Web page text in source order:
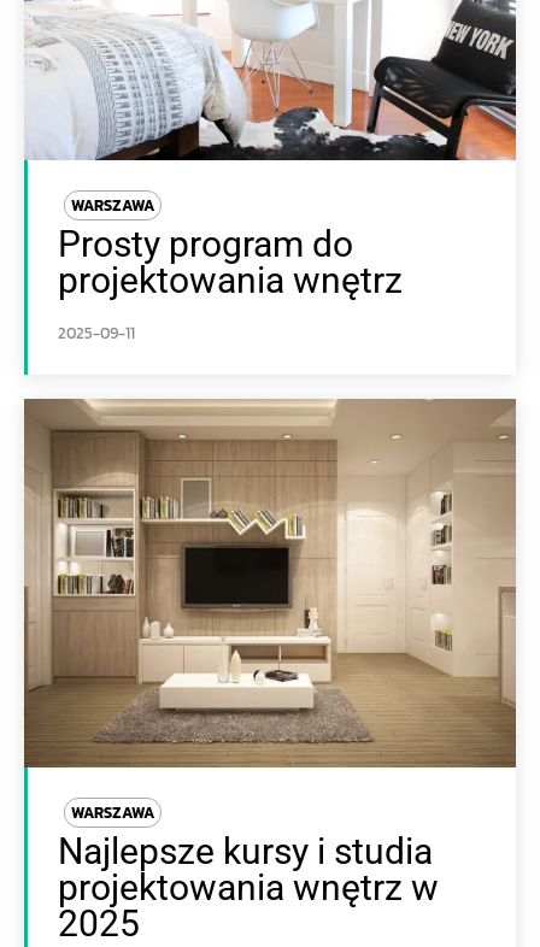
WARSZAWA
Prosty program do
projektowania wnętrz
2025-09-11
WARSZAWA
Najlepsze kursy i studia
projektowania wnętrz w
2025